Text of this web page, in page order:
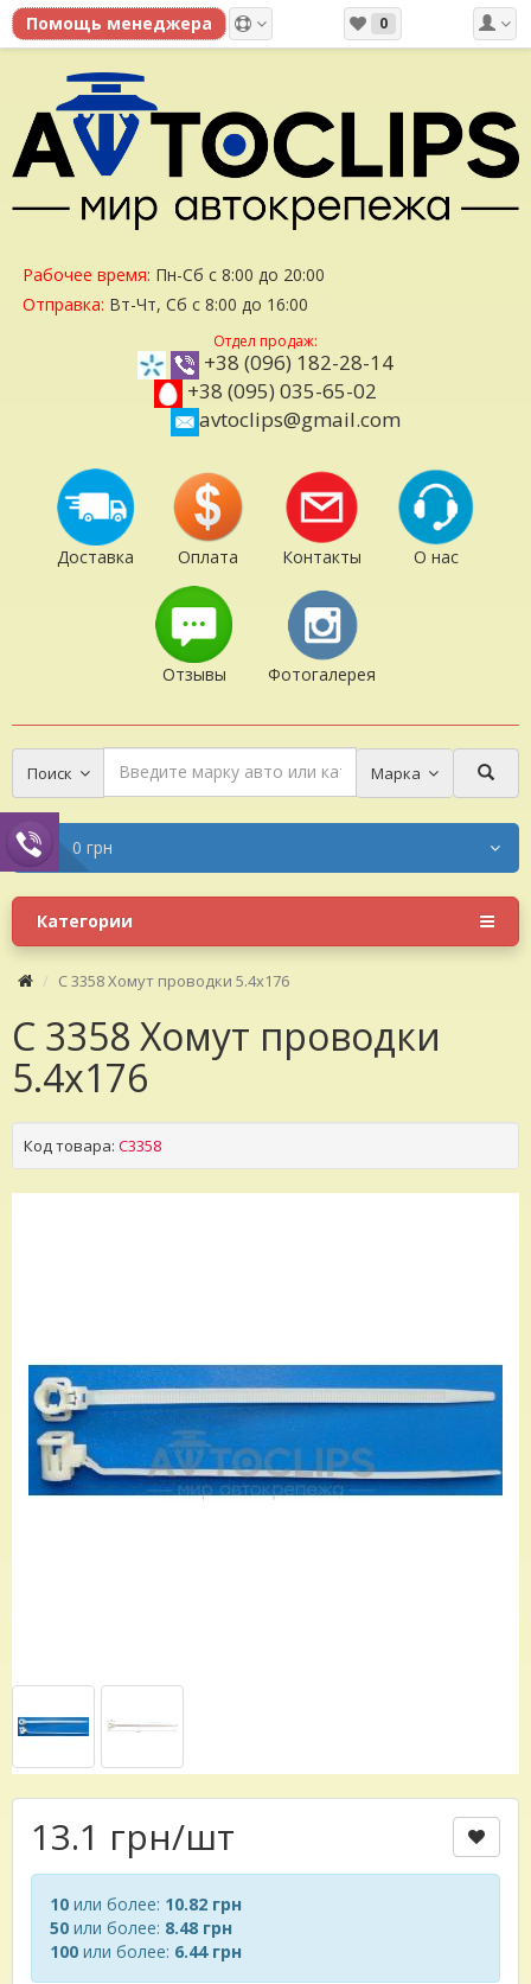
0
Рабочее время: Пн-Сб с 8:00 до 20:00
Отправка: Вт-Чт, Сб с 8:00 до 16:00
Отдел продаж:
+38 (096) 182-28-14
+38 (095) 035-65-02
avtoclips@gmail.com
Доставка Оплата Контакты О нас
Отзывы Фотогалерея
Поиск Марка
0 грн
Категории
C 3358 Хомут проводки 5.4x176
C 3358 Хомут проводки
5.4x176
Код товара: C3358
13.1 грн/шт
10 или более: 10.82 грн
50 или более: 8.48 грн
100 или более: 6.44 грн